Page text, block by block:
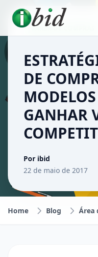
ÁREA DE COMPRAS
DE
GANHAR
Por ibid
22 de maio de 2017
Home Blog Área